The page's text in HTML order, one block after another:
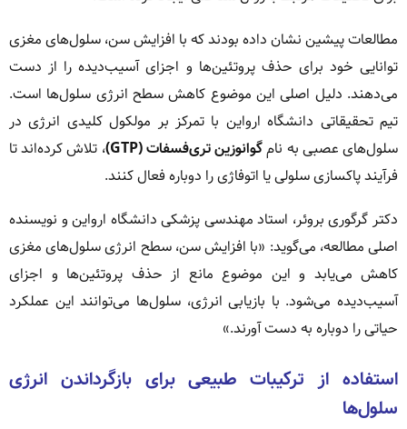
مطالعات پیشین نشان داده بودند که با افزایش سن، سلول‌های مغزی
توانایی خود برای حذف پروتئین‌ها و اجزای آسیب‌دیده را از دست
می‌دهند. دلیل اصلی این موضوع کاهش سطح انرژی سلول‌ها است.
تیم تحقیقاتی دانشگاه ارواین با تمرکز بر مولکول کلیدی انرژی در
سلول‌های عصبی به نامگوانوزین تری‌فسفات (GTP)
، تلاش کرده‌اند تا
فرآیند پاکسازی سلولی یا اتوفاژی را دوباره فعال کنند.
دکتر گرگوری بروئر، استاد مهندسی پزشکی دانشگاه ارواین و نویسنده
اصلی مطالعه، می‌گوید: «با افزایش سن، سطح انرژی سلول‌های مغزی
کاهش می‌یابد و این موضوع مانع از حذف پروتئین‌ها و اجزای
آسیب‌دیده می‌شود. با بازیابی انرژی، سلول‌ها می‌توانند این عملکرد
حیاتی را دوباره به دست آورند.»
استفاده از ترکیبات طبیعی برای بازگرداندن انرژی
سلول‌ها